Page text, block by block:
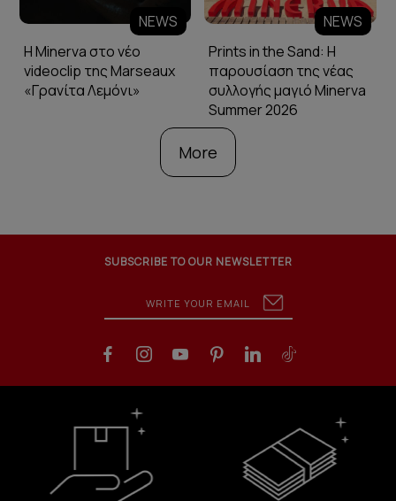
NEWS
Η Minerva στο νέο
videoclip της Marseaux
«Γρανίτα Λεμόνι»
NEWS
Prints in the Sand: Η
παρουσίαση της νέας
συλλογής μαγιό Minerva
Summer 2026
More
SUBSCRIBE TO OUR NEWSLETTER